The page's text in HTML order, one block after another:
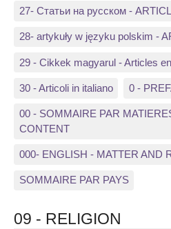
27- Статьи на русском -
28- artykuły w języku polskim -
29 - Cikkek magyarul - Articles
30 - Articoli in italiano 0 -
00 - SOMMAIRE PAR
CONTENT
000- ENGLISH - MATTER AND
SOMMAIRE PAR PAYS
09 - RELIGION